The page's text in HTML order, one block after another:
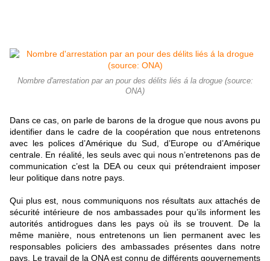
Nombre d'arrestation par an pour des délits liés á la drogue (source:
ONA)
Dans ce cas, on parle de barons de la drogue que nous avons pu
identifier dans le cadre de la coopération que nous entretenons
avec les polices d’Amérique du Sud, d’Europe ou d’Amérique
centrale. En réalité, les seuls avec qui nous n’entretenons pas de
communication c’est la DEA ou ceux qui prétendraient imposer
leur politique dans notre pays.
Qui plus est, nous communiquons nos résultats aux attachés de
sécurité intérieure de nos ambassades pour qu’ils informent les
autorités antidrogues dans les pays où ils se trouvent. De la
même manière, nous entretenons un lien permanent avec les
responsables policiers des ambassades présentes dans notre
pays. Le travail de la ONA est connu de différents gouvernements